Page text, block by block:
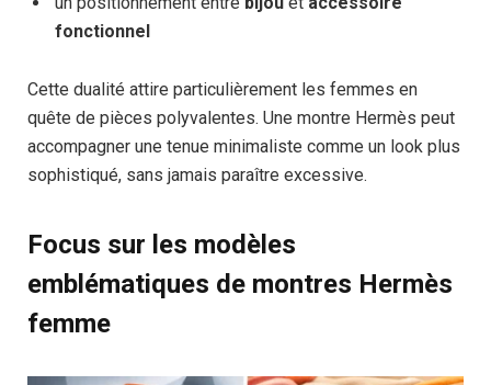
fonctionnel
Cette dualité attire particulièrement les femmes en
quête de pièces polyvalentes. Une montre Hermès peut
accompagner une tenue minimaliste comme un look plus
sophistiqué, sans jamais paraître excessive.
Focus sur les modèles
emblématiques de montres Hermès
femme